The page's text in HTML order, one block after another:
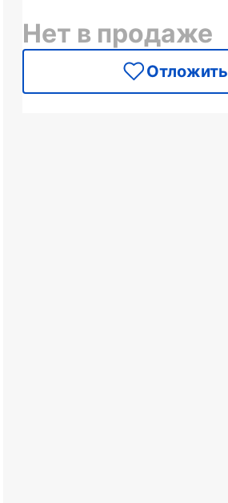
Нет в продаже
Отложить